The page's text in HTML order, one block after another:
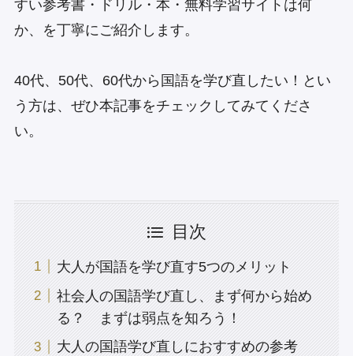
すい参考書・ドリル・本・無料学習サイトは何
か、を丁寧にご紹介します。
40代、50代、60代から国語を学び直したい！とい
う方は、ぜひ本記事をチェックしてみてくださ
い。
目次
大人が国語を学び直す5つのメリット
社会人の国語学び直し、まず何から始め
る？ まずは弱点を知ろう！
大人の国語学び直しにおすすめの参考